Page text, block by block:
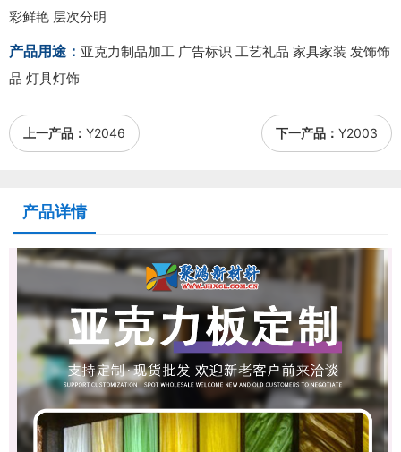
彩鲜艳 层次分明
产品用途： 亚克力制品加工 广告标识 工艺礼品 家具家装 发饰饰
品 灯具灯饰
上一产品： Y2046 下一产品： Y2003
产品详情